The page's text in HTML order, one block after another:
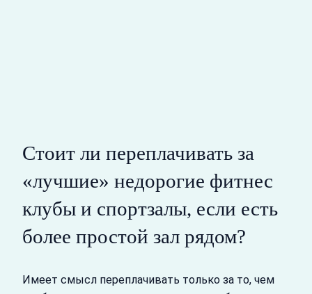
Стоит ли переплачивать за
«лучшие» недорогие фитнес
клубы и спортзалы, если есть
более простой зал рядом?
Имеет смысл переплачивать только за то, чем